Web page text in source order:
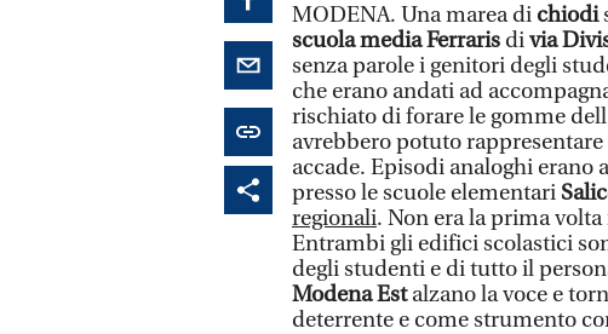
MODENA. Una marea di chiodi
scuola media Ferraris divia
senza parole i genitori degli
che erano andati ad
rischiato di forare le gomme
avrebbero potuto
accade. Episodi analoghi erano
presso le scuole elementari
regionali. Non era la prima volta
Entrambi gli edifici scolastici
degli studenti e di tutto il
Modena Estalzano la voce e
deterrente e come strumento